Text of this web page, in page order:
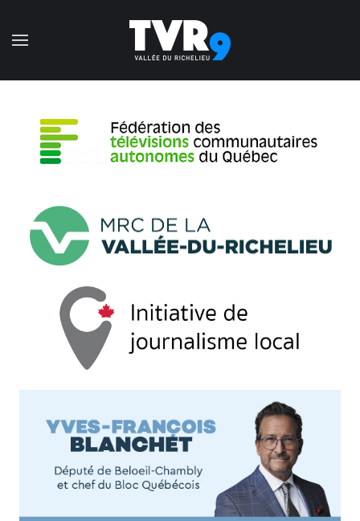
Accéder au contenu principal